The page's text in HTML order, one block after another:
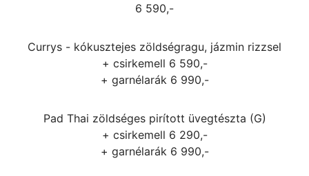
6 590,-
Currys - kókusztejes zöldségragu, jázmin rizzsel
+ csirkemell 6 590,-
+ garnélarák 6 990,-
Pad Thai zöldséges pirított üvegtészta (G)
+ csirkemell 6 290,-
+ garnélarák 6 990,-